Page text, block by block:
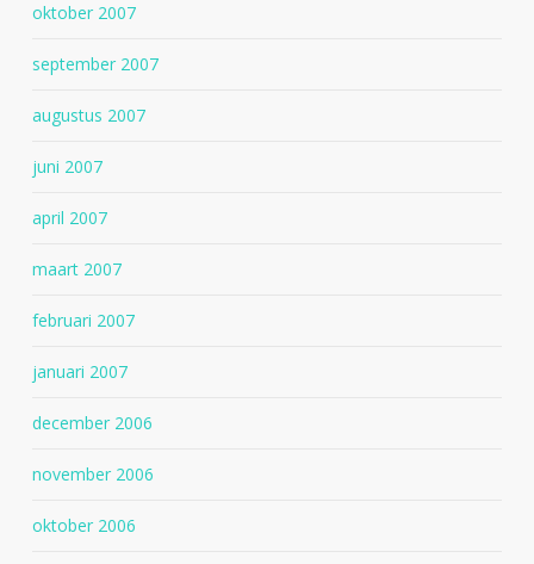
oktober 2007
september 2007
augustus 2007
juni 2007
april 2007
maart 2007
februari 2007
januari 2007
december 2006
november 2006
oktober 2006